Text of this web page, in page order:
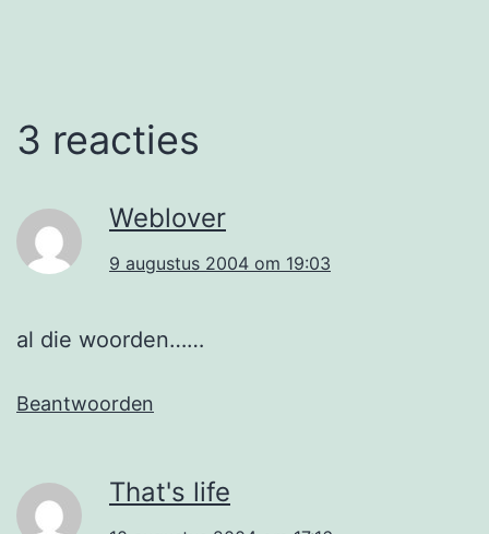
3 reacties
Weblover
9 augustus 2004 om 19:03
al die woorden……
Beantwoorden
That's life